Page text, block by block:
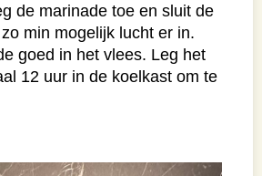
de marinade toe en sluit de
min mogelijk lucht er in.
goed in het vlees. Leg het
12 uur in de koelkast om te